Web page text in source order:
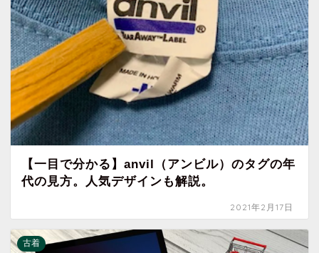
【一目で分かる】anvil（アンビル）のタグの年
代の見方。人気デザインも解説。
2021年2月17日
古着